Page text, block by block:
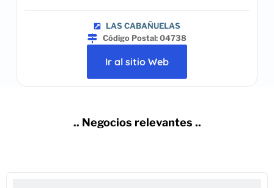
LAS CABAÑUELAS
Código Postal: 04738
Ir al sitio Web
.. Negocios relevantes ..